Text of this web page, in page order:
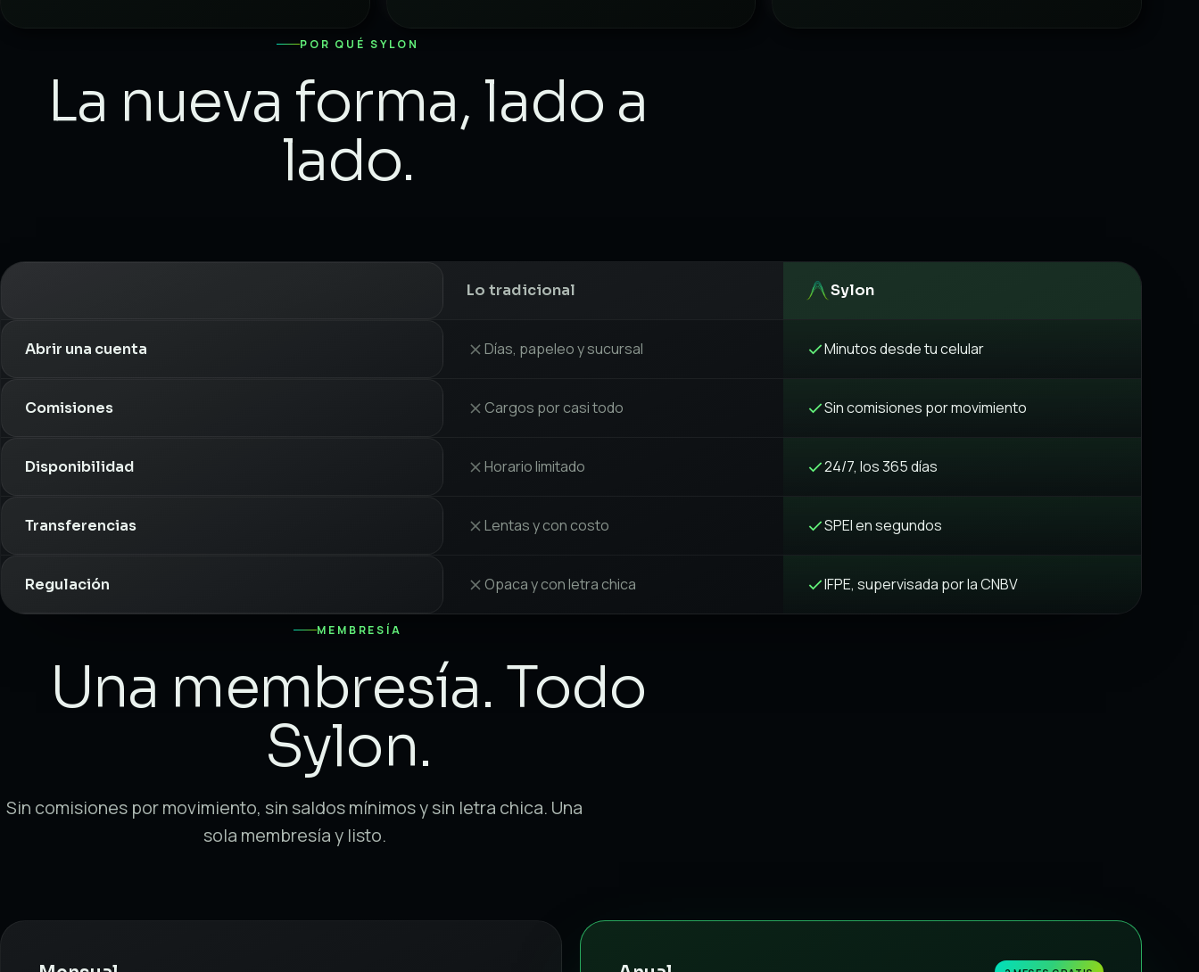
POR QUÉ SYLON
La nueva forma, lado a
lado.
Lo tradicional Sylon
Abrir una cuenta Días, papeleo y sucursal Minutos desde tu celular
Comisiones Cargos por casi todo Sin comisiones por movimiento
Disponibilidad Horario limitado 24/7, los 365 días
Transferencias Lentas y con costo SPEI en segundos
Regulación Opaca y con letra chica IFPE, supervisada por la CNBV
MEMBRESÍA
Una membresía. Todo
Sylon.
Sin comisiones por movimiento, sin saldos mínimos y sin letra chica. Una
sola membresía y listo.